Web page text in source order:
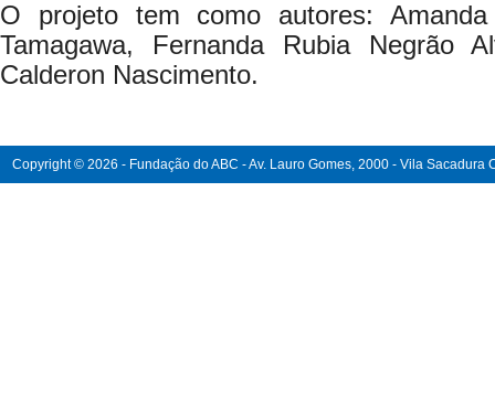
O projeto tem como autores:
Tamagawa, Fernanda Rubia Negrão
Calderon Nascimento.
Copyright © 2026 - Fundação do ABC - Av. Lauro Gomes, 2000 - Vila